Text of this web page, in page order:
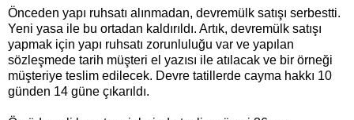
Önceden yapı ruhsatı alınmadan, devremülk satışı serbestti.
Yeni yasa ile bu ortadan kaldırıldı. Artık, devremülk satışı
yapmak için yapı ruhsatı zorunluluğu var ve yapılan
sözleşmede tarih müşteri el yazısı ile atılacak ve bir örneği
müşteriye teslim edilecek. Devre tatillerde cayma hakkı 10
günden 14 güne çıkarıldı.